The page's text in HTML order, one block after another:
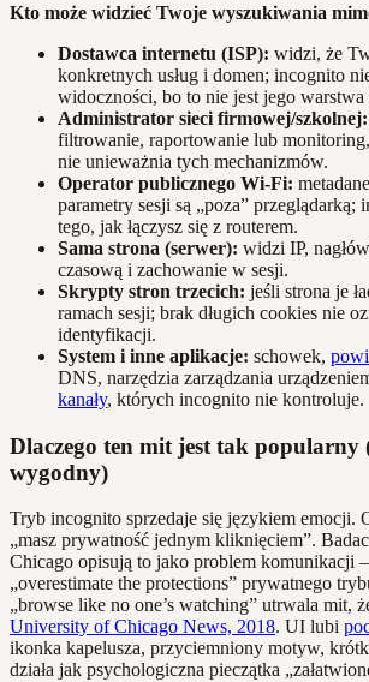
Kto może widzieć Twoje wyszukiwania
Dostawca internetu (ISP): widzi, że
konkretnych usług i domen; incognito
widoczności, bo to nie jest jego warstwa
Administrator sieci firmowej/szkolnej:
filtrowanie, raportowanie lub
nie unieważnia tych mechanizmów.
Operator publicznego Wi‑Fi:
parametry sesji są „poza” przeglądarką;
tego, jak łączysz się z routerem.
Sama strona (serwer): widzi IP,
czasową i zachowanie w sesji.
Skrypty stron trzecich: jeśli strona je
ramach sesji; brak długich cookies nie
identyfikacji.
System i inne aplikacje: schowek,
DNS, narzędzia zarządzania
kanały, których incognito nie kontroluje.
Dlaczego ten mit jest tak popularny
wygodny)
Tryb incognito sprzedaje się językiem emocji.
„masz prywatność jednym kliknięciem”.
Chicago opisują to jako problem komunikacji
„overestimate the protections” prywatnego
„browse like no one’s watching” utrwala mit,
University of Chicago News, 2018. UI lubi
ikonka kapelusza, przyciemniony motyw,
działa jak psychologiczna pieczątka